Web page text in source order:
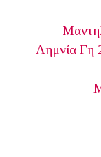
Λημνία Γη